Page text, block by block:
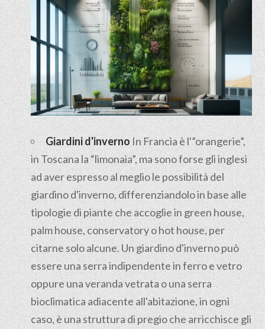
Giardini d'invernoIn Francia è l'”orangerie”,
in Toscana la “limonaia”, ma sono forse gli inglesi
ad aver espresso al meglio le possibilità del
giardino d'inverno, differenziandolo in base alle
tipologie di piante che accoglie in green house,
palm house, conservatory o hot house, per
citarne solo alcune. Un giardino d'inverno può
essere una serra indipendente in ferro e vetro
oppure una veranda vetrata o una serra
bioclimatica adiacente all'abitazione, in ogni
caso, è una struttura di pregio che arricchisce gli